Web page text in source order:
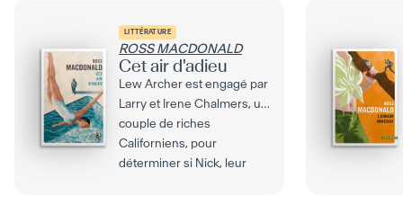
LITTÉRATURE
ROSS MACDONALD
Cet air d'adieu
Lew Archer est engagé par
Larry et Irene Chalmers, un
couple de riches
Californiens, pour
déterminer si Nick, leur